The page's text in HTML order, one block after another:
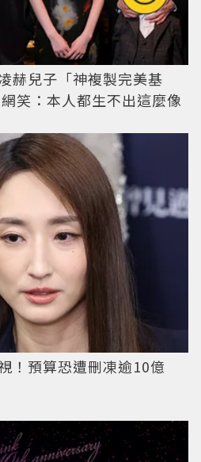
赫兒子「神複製完美基
笑：本人都生不出這麼像
！預算恐遭刪凍逾10億